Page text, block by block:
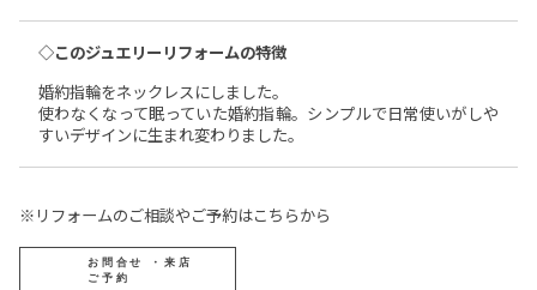
◇このジュエリーリフォームの特徴
婚約指輪をネックレスにしました。
使わなくなって眠っていた婚約指輪。シンプルで日常使いがしや
すいデザインに生まれ変わりました。
※リフォームのご相談やご予約はこちらから
お問合せ ・来店
ご予約